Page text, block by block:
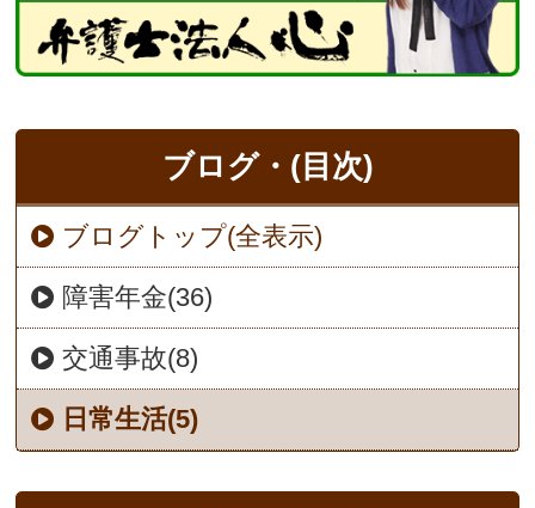
ブログ・(目次)
ブログトップ(全表示)
障害年金(36)
交通事故(8)
日常生活(5)